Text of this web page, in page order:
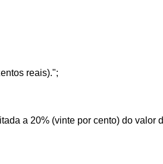
reais).";
a 20% (vinte por cento) do valor